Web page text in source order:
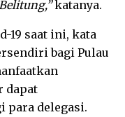
katanya.
19 saat ini, kata
bagi Pulau
dapat
para delegasi.